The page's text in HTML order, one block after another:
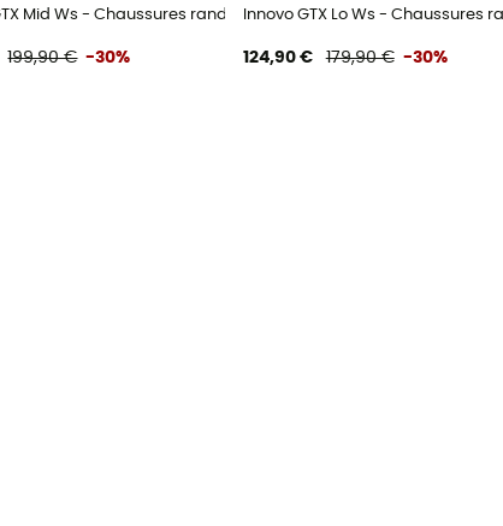
femmeMid Ws - Chaussures randonnée femme
199,90 € -30%
Innovo GTX Lo Ws - Chaussures
124,90 € 179,90 € -30%